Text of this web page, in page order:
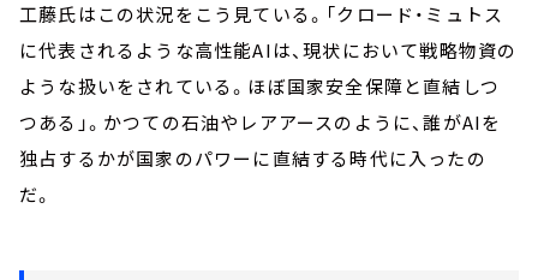
工藤氏はこの状況をこう見ている。「クロード・ミュトス
に代表されるような高性能AIは、現状において戦略物資の
ような扱いをされている。ほぼ国家安全保障と直結しつ
つある」。かつての石油やレアアースのように、誰がAIを
独占するかが国家のパワーに直結する時代に入ったの
だ。